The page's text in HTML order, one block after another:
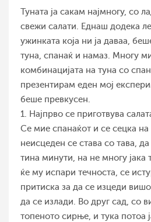
Туната ја сакам најмногу, со
свежи салати. Еднаш додека
ужинката која ни ја даваа,
туна, спанаќ и намаз. Многу
комбинацијата на туна со
презентирам еден мој
беше превкусен.
1. Најпрво се приготвува
Се мие спанаќот и се сецка
неисцеден се става со тава,
тина минути, на не многу јака
ќе му испари течноста, се
притиска за да се изцеди
да се излади. Во друг сад, со
топеното сирње, и тука потоа